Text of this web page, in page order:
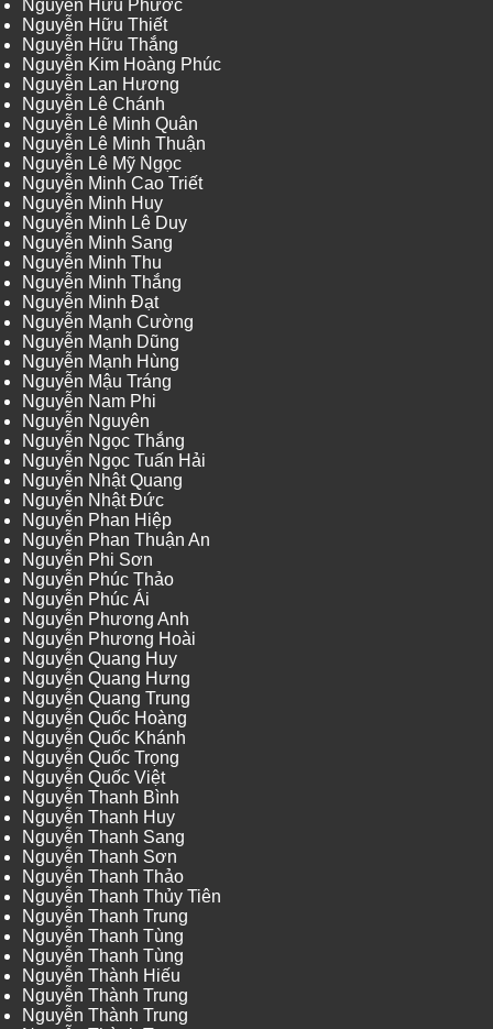
Nguyễn Hữu Phước
Nguyễn Hữu Thiết
Nguyễn Hữu Thắng
Nguyễn Kim Hoàng Phúc
Nguyễn Lan Hương
Nguyễn Lê Chánh
Nguyễn Lê Minh Quân
Nguyễn Lê Minh Thuận
Nguyễn Lê Mỹ Ngọc
Nguyễn Minh Cao Triết
Nguyễn Minh Huy
Nguyễn Minh Lê Duy
Nguyễn Minh Sang
Nguyễn Minh Thu
Nguyễn Minh Thắng
Nguyễn Minh Đạt
Nguyễn Mạnh Cường
Nguyễn Mạnh Dũng
Nguyễn Mạnh Hùng
Nguyễn Mậu Tráng
Nguyễn Nam Phi
Nguyễn Nguyên
Nguyễn Ngọc Thắng
Nguyễn Ngọc Tuấn Hải
Nguyễn Nhật Quang
Nguyễn Nhật Đức
Nguyễn Phan Hiệp
Nguyễn Phan Thuận An
Nguyễn Phi Sơn
Nguyễn Phúc Thảo
Nguyễn Phúc Ái
Nguyễn Phương Anh
Nguyễn Phương Hoài
Nguyễn Quang Huy
Nguyễn Quang Hưng
Nguyễn Quang Trung
Nguyễn Quốc Hoàng
Nguyễn Quốc Khánh
Nguyễn Quốc Trọng
Nguyễn Quốc Việt
Nguyễn Thanh Bình
Nguyễn Thanh Huy
Nguyễn Thanh Sang
Nguyễn Thanh Sơn
Nguyễn Thanh Thảo
Nguyễn Thanh Thủy Tiên
Nguyễn Thanh Trung
Nguyễn Thanh Tùng
Nguyễn Thanh Tùng
Nguyễn Thành Hiếu
Nguyễn Thành Trung
Nguyễn Thành Trung